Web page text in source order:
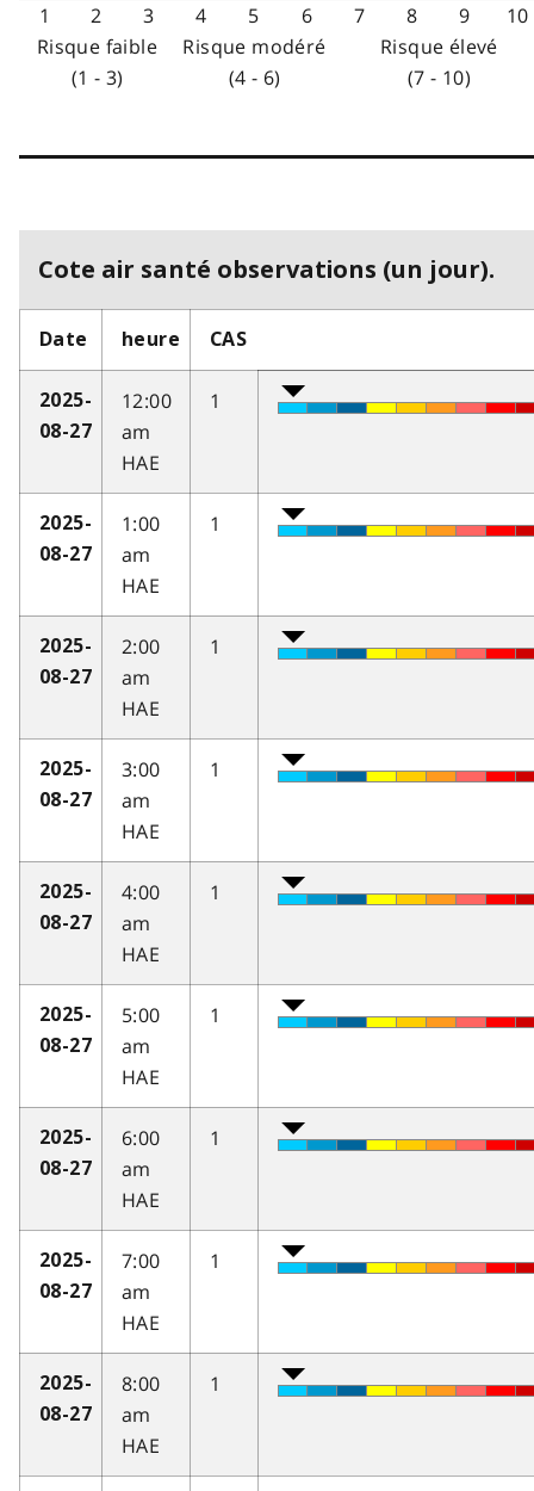
1 2 3 4 5 6 7 8 9
10
Risque faible
(1 - 3)
Risque modéré
(4 - 6)
Risque élevé
(7 - 10)
Cote air santé observations (un jour).
Date heure CAS
2025-
08-27
12:00
am
HAE
1
2025-
08-27
1:00
am
HAE
1
2025-
08-27
2:00
am
HAE
1
2025-
08-27
3:00
am
HAE
1
2025-
08-27
4:00
am
HAE
1
2025-
08-27
5:00
am
HAE
1
2025-
08-27
6:00
am
HAE
1
2025-
08-27
7:00
am
HAE
1
2025-
08-27
8:00
am
HAE
1